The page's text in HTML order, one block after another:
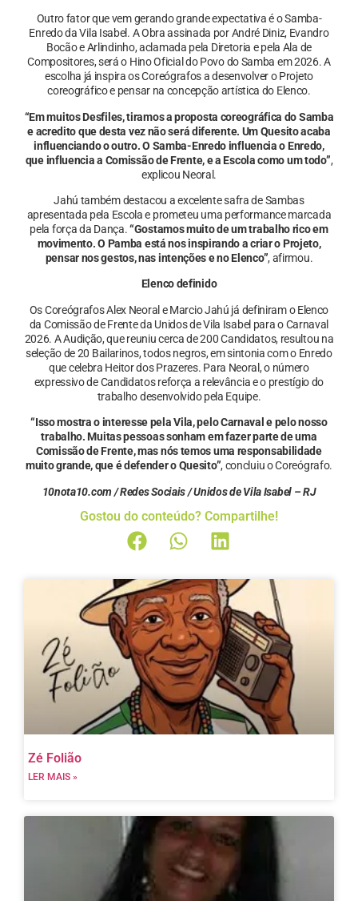
Outro fator que vem gerando grande expectativa é o Samba-
Enredo da Vila Isabel. A Obra assinada por André Diniz, Evandro
Bocão e Arlindinho, aclamada pela Diretoria e pela Ala de
Compositores, será o Hino Oficial do Povo do Samba em 2026. A
escolha já inspira os Coreógrafos a desenvolver o Projeto
coreográfico e pensar na concepção artística do Elenco.
“Em muitos Desfiles, tiramos a proposta coreográfica do Samba
e acredito que desta vez não será diferente. Um Quesito acaba
influenciando o outro. O Samba-Enredo influencia o Enredo,
que influencia a Comissão de Frente, e a Escola como um todo”,
explicou Neoral.
Jahú também destacou a excelente safra de Sambas
apresentada pela Escola e prometeu uma performance marcada
pela força da Dança.“Gostamos muito de um trabalho rico em
movimento. O Pamba está nos inspirando a criar o Projeto,
pensar nos gestos, nas intenções e no Elenco”, afirmou.
Elenco definido
Os Coreógrafos Alex Neoral e Marcio Jahú já definiram o Elenco
da Comissão de Frente da Unidos de Vila Isabel para o Carnaval
2026. A Audição, que reuniu cerca de 200 Candidatos, resultou na
seleção de 20 Bailarinos, todos negros, em sintonia com o Enredo
que celebra Heitor dos Prazeres. Para Neoral, o número
expressivo de Candidatos reforça a relevância e o prestígio do
trabalho desenvolvido pela Equipe.
“Isso mostra o interesse pela Vila, pelo Carnaval e pelo nosso
trabalho. Muitas pessoas sonham em fazer parte de uma
Comissão de Frente, mas nós temos uma responsabilidade
muito grande, que é defender o Quesito”, concluiu o Coreógrafo.
10nota10.com / Redes Sociais / Unidos de Vila Isabel – RJ
Gostou do conteúdo? Compartilhe!
Zé Folião
LER MAIS »